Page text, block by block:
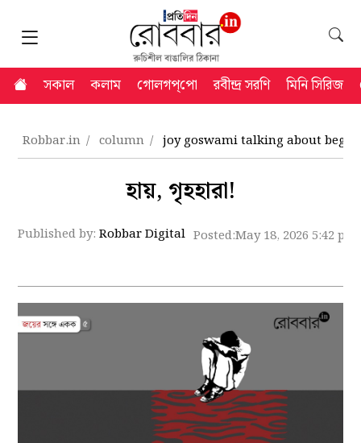
সকাল কলাম গোলগপ্‌পো রবীন্দ্র সরণি মিনি সিরিজ
Robbar.in column joy goswami talking about
হায়, গৃহহারা!
Published by:Robbar Digital Posted:May 18, 2026 5:42 pm